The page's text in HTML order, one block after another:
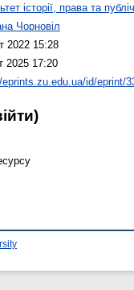
історії, права та
Чорновіл
2022 15:28
2025 17:20
id/eprint/